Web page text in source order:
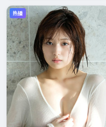
热播